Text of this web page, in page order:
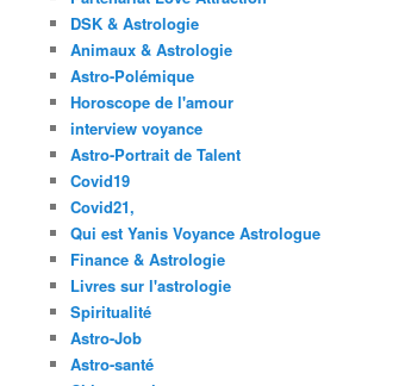
DSK & Astrologie
Animaux & Astrologie
Astro-Polémique
Horoscope de l'amour
interview voyance
Astro-Portrait de Talent
Covid19
Covid21,
Qui est Yanis Voyance Astrologue
Finance & Astrologie
Livres sur l'astrologie
Spiritualité
Astro-Job
Astro-santé